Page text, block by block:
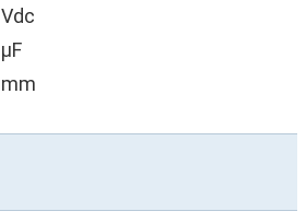
Vdc
µF
mm